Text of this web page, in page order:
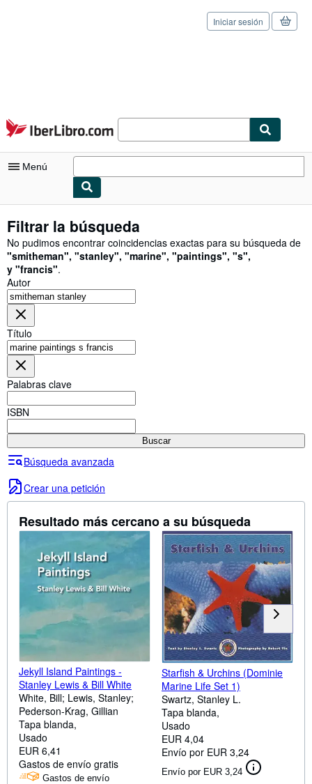
Pasar al contenido principal
IberLibro.com
Iniciar sesión
Menú
Consultar mis pedidos
Cerrar sesión
Búsqueda avanzada
Colecciones
Libros antiguos
Arte y coleccionismo
Vendedores
Comenzar a vender
Ayuda
Filtrar la búsqueda
No pudimos encontrar coincidencias exactas para su búsqueda de
"smitheman", "stanley", "marine", "paintings", "s",
y "francis".
Autor
Título
Palabras clave
ISBN
Buscar
Búsqueda avanzada
Crear una petición
Resultado más cercano a su búsqueda
Jekyll Island Paintings -
Stanley Lewis & Bill White
White, Bill; Lewis, Stanley;
Pederson-Krag, Gillian
Tapa blanda
Usado
EUR 6,41
Gastos de envío gratis
Gastos de envío
Starfish & Urchins (Dominie
Marine Life Set 1)
Swartz, Stanley L.
Tapa blanda
Usado
EUR 4,04
Envío por EUR 3,24
Envío por EUR 3,24